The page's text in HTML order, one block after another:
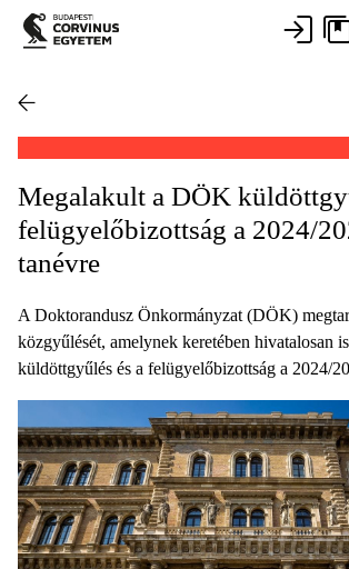
Megalakult a DÖK
felügyelőbizottság a 2024/
tanévre
A Doktorandusz Önkormányzat (DÖK)
közgyűlését, amelynek keretében hivatalosan
küldöttgyűlés és a felügyelőbizottság a 2024/